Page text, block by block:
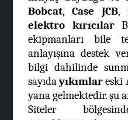
Bobcat, Case JCB,
elektro kırıcılar
ekipmanları bile
anlayışına destek
bilgi dahilinde
sayıdayıkımlareski
yana gelmektedir. şu
Siteler